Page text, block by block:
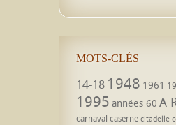
MOTS-CLÉS
14-18 1948 1961
1995 années 60 A
carnaval caserne citadelle